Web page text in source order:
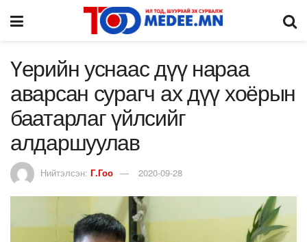
Үерийн уснаас дүү нараа
аварсан сурагч ах дүү хоёрын
баатарлаг үйлсийг
алдаршуулав
Нийтэлсэн: Г.Гоо 2020-09-28